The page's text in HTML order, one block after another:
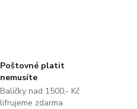
Poštovné platit
nemusíte
Balíčky nad 1500,- Kč
lifrujeme zdarma